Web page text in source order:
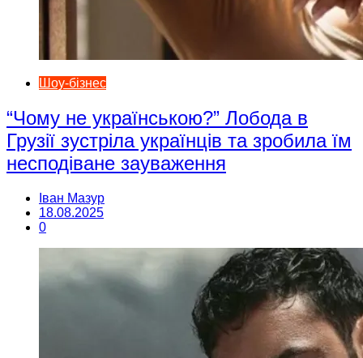
Шоу-бізнес
“Чому не українською?” Лобода в
Грузії зустріла українців та зробила їм
несподіване зауваження
Іван Мазур
18.08.2025
0